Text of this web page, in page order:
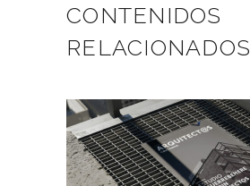
CONTENIDOS
RELACIONADOS